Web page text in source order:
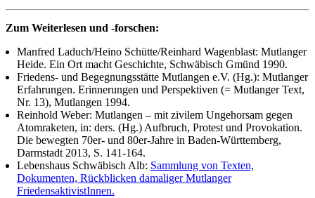
Zum Weiterlesen und -forschen:
Manfred Laduch/Heino Schütte/Reinhard Wagenblast: Mutlanger
Heide. Ein Ort macht Geschichte, Schwäbisch Gmünd 1990.
Friedens- und Begegnungsstätte Mutlangen e.V. (Hg.): Mutlanger
Erfahrungen. Erinnerungen und Perspektiven (= Mutlanger Text,
Nr. 13), Mutlangen 1994.
Reinhold Weber: Mutlangen – mit zivilem Ungehorsam gegen
Atomraketen, in: ders. (Hg.) Aufbruch, Protest und Provokation.
Die bewegten 70er- und 80er-Jahre in Baden-Württemberg,
Darmstadt 2013, S. 141-164.
Lebenshaus Schwäbisch Alb: Sammlung von Texten,
Dokumenten, Rückblicken damaliger Mutlanger
FriedensaktivistInnen.